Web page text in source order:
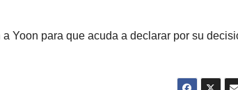
Yoon para que acuda a declarar por su